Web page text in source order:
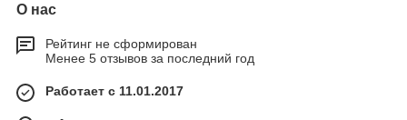
О нас
Рейтинг не сформирован
Менее 5 отзывов за последний год
Работает с 11.01.2017